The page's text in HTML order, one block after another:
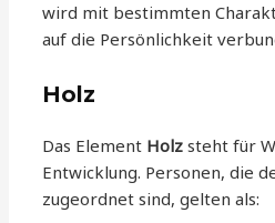
wird mit bestimmten
auf die Persönlichkeit
Holz
Das Element Holz steht für
Entwicklung. Personen, die
zugeordnet sind, gelten als: